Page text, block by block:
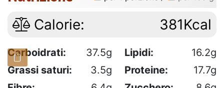
Calorie: 381Kcal
Carboidrati: 37.5g Lipidi:
16.2g
Grassi saturi:
3.5g Proteine:
17.7g